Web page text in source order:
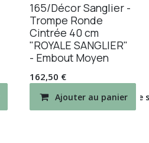
Ajouter à la liste de
165/Décor Sanglier -
Trompe Ronde
Cintrée 40 cm
"ROYALE SANGLIER"
- Embout Moyen
162,50 €
Ajouter au panier